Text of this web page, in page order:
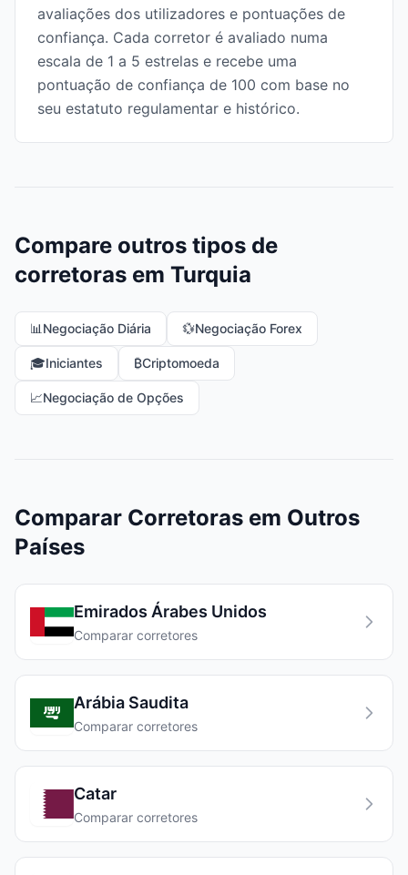
avaliações dos utilizadores e pontuações de
confiança. Cada corretor é avaliado numa
escala de 1 a 5 estrelas e recebe uma
pontuação de confiança de 100 com base no
seu estatuto regulamentar e histórico.
Compare outros tipos de
corretoras em Turquia
📊 Negociação Diária 💱Negociação Forex
🎓Iniciantes ₿Criptomoeda
📈Negociação de Opções
Comparar Corretoras em Outros
Países
Emirados Árabes Unidos
Comparar corretores
Arábia Saudita
Comparar corretores
Catar
Comparar corretores